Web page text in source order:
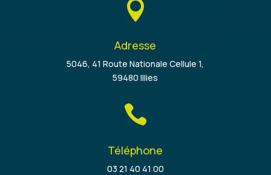

Adresse
5046, 41 Route Nationale Cellule 1,
59480 Illies

Téléphone
03 21 40 41 00